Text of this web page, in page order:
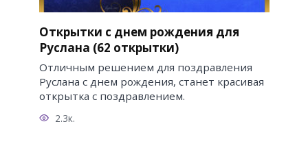
Открытки с днем рождения для
Руслана (62 открытки)
Отличным решением для поздравления
Руслана с днем рождения, станет красивая
открытка с поздравлением.
2.3к.